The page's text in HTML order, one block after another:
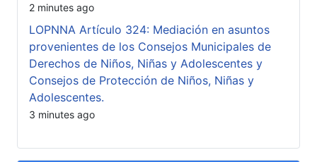
2 minutes ago
LOPNNA Artículo 324: Mediación en asuntos
provenientes de los Consejos Municipales de
Derechos de Niños, Niñas y Adolescentes y
Consejos de Protección de Niños, Niñas y
Adolescentes.
3 minutes ago